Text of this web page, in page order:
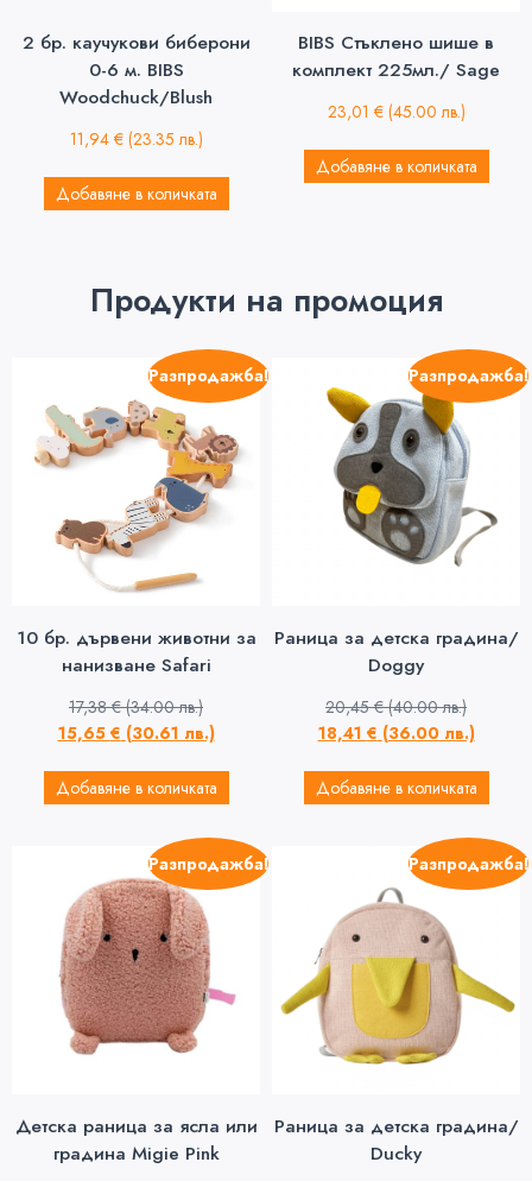
2 бр. каучукови биберони
0-6 м. BIBS
Woodchuck/Blush
11,94 € (23.35 лв.)
Добавяне в количката
BIBS Стъклено шише в
комплект 225мл./ Sage
23,01 € (45.00 лв.)
Добавяне в количката
Продукти на промоция
Разпродажба!
10 бр. дървени животни за
нанизване Safari
17,38€ (34.00 лв.)
15,65 € (30.61 лв.)
Добавяне в количката
Разпродажба!
Раница за детска градина/
Doggy
20,45€ (40.00 лв.)
18,41 € (36.00 лв.)
Добавяне в количката
Разпродажба!
Детска раница за ясла или
градина Migie Pink
Разпродажба!
Раница за детска градина/
Ducky